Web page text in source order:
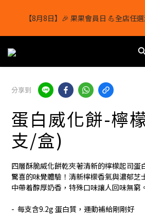
【8月8日】🎉 果果會員日 💪全店任
【1/8-31/8】8月下單即贈 蛋白威
結帳輸入[gopowerhk]，可享全單*95折*
[新會員優惠]新會員註冊即送
【8月8日】🎉 果果會員日 💪全店任選
分享到
蛋白威化餅-檸
支/盒)
四層酥脆威化餅乾夾著清新的檸檬起司蛋
驚喜的味覺體驗！清新檸檬香氣與濃郁芝
中帶着醇厚奶香，特殊口味讓人回味無窮。
-  每支含9.2g 蛋白質，運動補給剛剛好